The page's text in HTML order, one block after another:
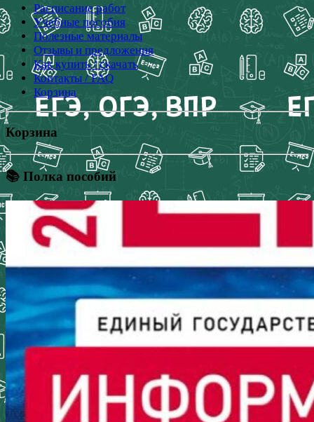
Расписание работ
Учебные пособия
Полезные материалы
Отзывы и предложения
Как купить / скачать
Контакты / FAQ
Корзина
Корзина
📚 Полка пособий